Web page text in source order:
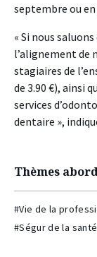
septembre ou en
« Si nous
l’alignement de
stagiaires de
de 3.90 €), ainsi
services
dentaire »,
Thèmes
#Vie de la
#Ségur de la santé